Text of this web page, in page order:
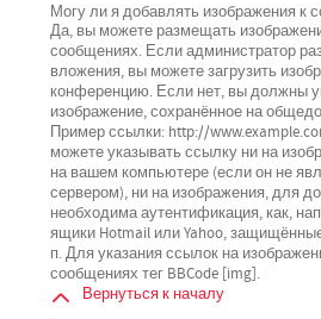
Могу ли я добавлять изображения к
Да, вы можете размещать
сообщениях. Если администратор
вложения, вы можете загрузить
конференцию. Если нет, вы должны
изображение, сохранённое на
Пример ссылки: http://
можете указывать ссылку ни на
на вашем компьютере (если он не
сервером), ни на изображения, для
необходима аутентификация, как,
ящики Hotmail или Yahoo,
п. Для указания ссылок на
сообщениях тег BBCode [img].
Вернуться к началу